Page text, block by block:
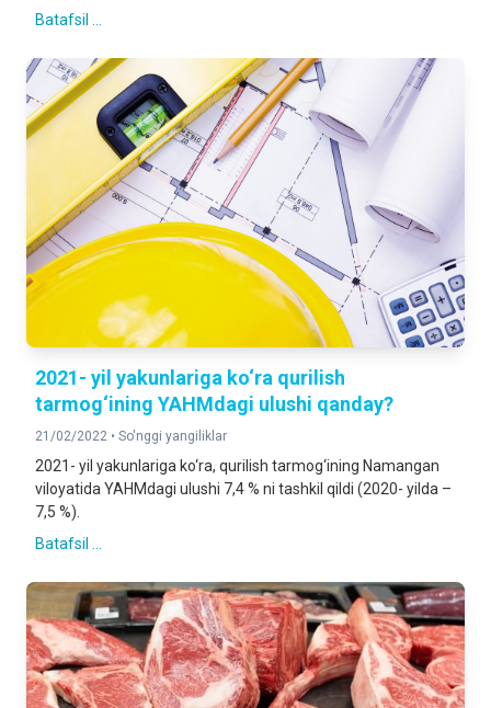
Batafsil ...
2021- yil yakunlariga ko‘ra qurilish
tarmog‘ining YAHMdagi ulushi qanday?
21/02/2022 • So'nggi yangiliklar
2021- yil yakunlariga ko‘ra, qurilish tarmog‘ining Namangan
viloyatida YAHMdagi ulushi 7,4 % ni tashkil qildi (2020- yilda –
7,5 %).
Batafsil ...